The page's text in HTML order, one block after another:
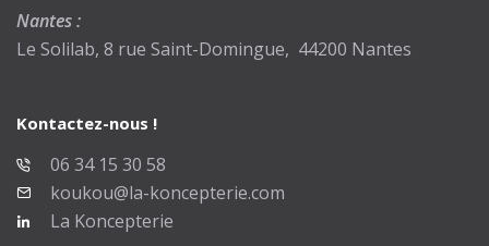
Nantes :
Le Solilab, 8 rue Saint-Domingue, 44200 Nantes
Kontactez-nous !
06 34 15 30 58
koukou@la-koncepterie.com
La Koncepterie